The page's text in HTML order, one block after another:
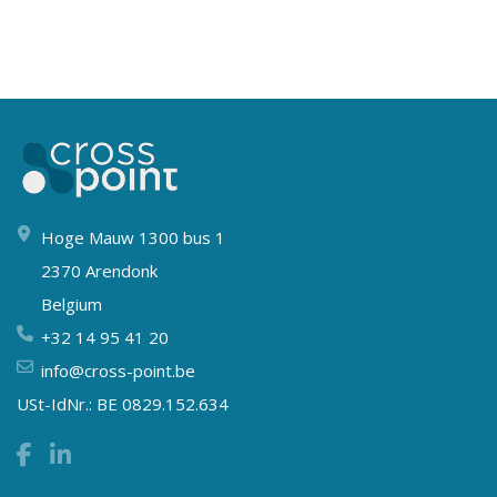
Hoge Mauw 1300 bus 1
2370 Arendonk
Belgium
+32 14 95 41 20
info@cross-point.be
USt-IdNr.: BE 0829.152.634